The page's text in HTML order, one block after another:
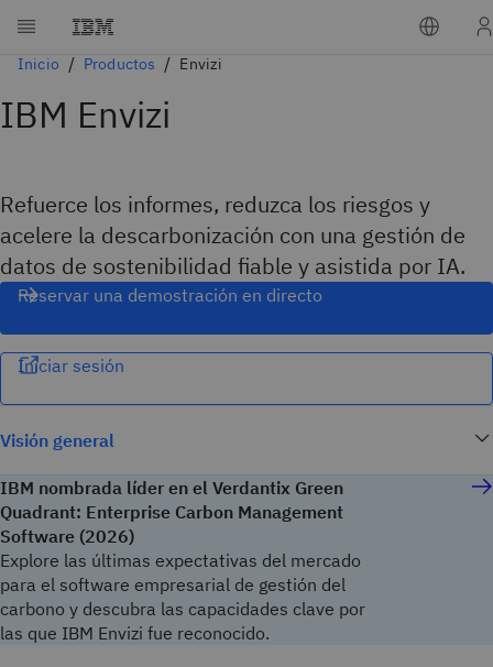
Inicio Productos Envizi
IBM Envizi
Refuerce los informes, reduzca los riesgos y
acelere la descarbonización con una gestión de
datos de sostenibilidad fiable y asistida por IA.
Reservar una demostración en directo
Iniciar sesión
Visión general
IBM nombrada líder en el Verdantix Green
Quadrant: Enterprise Carbon Management
Software (2026)
Explore las últimas expectativas del mercado
para el software empresarial de gestión del
carbono y descubra las capacidades clave por
las que IBM Envizi fue reconocido.